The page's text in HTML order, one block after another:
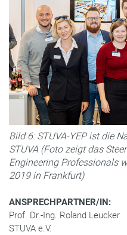
Bild 6: STUVA-YEP ist die
STUVA (Foto zeigt das
Engineering Professionals
2019 in Frankfurt)
ANSPRECHPARTNER/IN:
Prof. Dr.-Ing. Roland Leucker
STUVA e.V.